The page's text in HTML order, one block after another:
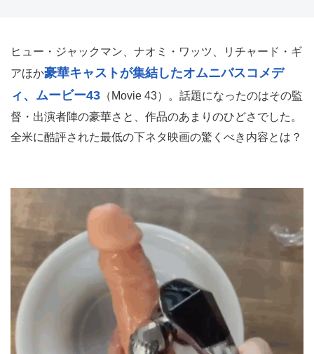
ヒュー・ジャックマン、ナオミ・ワッツ、リチャード・ギ
アほか豪華キャストが集結したオムニバスコメデ
ィ、ムービー43 （Movie 43）。話題になったのはその監
督・出演者陣の豪華さと、作品のあまりのひどさでした。
全米に酷評された最低の下ネタ映画の驚くべき内容とは？